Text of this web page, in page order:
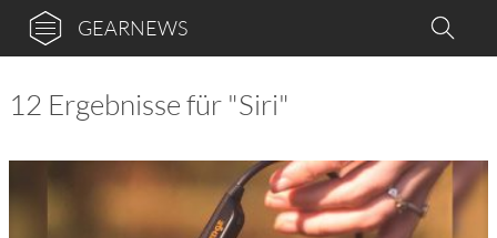
GEARNEWS
12 Ergebnisse für "Siri"